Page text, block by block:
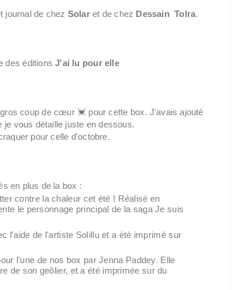
journal de chez Solaret de chez Dessain Tolra.
des éditionsJ'ai lu pour elle
coup de cœur 💓 pour cette box. J'avais ajouté
je vous détaille juste en dessous.
pour celle d'octobre.
en plus de la box :
contre la chaleur cet été ! Réalisé en
le personnage principal de la saga Je suis
l'aide de l'artiste Solillu et a été imprimé sur
l'une de nos box par Jenna Paddey. Elle
de son geôlier, et a été imprimée sur du